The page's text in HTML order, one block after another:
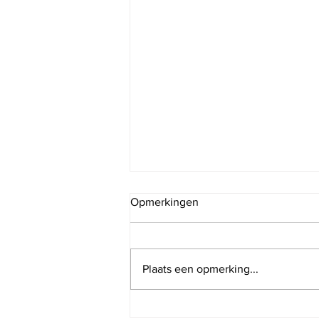
Opmerkingen
Plaats een opmerking...